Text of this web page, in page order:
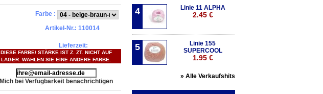
Farbe :
Artikel-Nr.: 110014
Lieferzeit:
DIESE FARBE/ STÄRKE IST Z. ZT. NICHT AUF
LAGER. WÄHLEN SIE EINE ANDERE FARBE.
Mich bei Verfügbarkeit benachrichtigen
4 Linie 11 ALPHA
2.45 €
5
Linie 155
SUPERCOOL
1.95 €
» Alle Verkaufshits